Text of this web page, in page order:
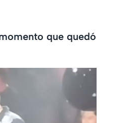
que quedó